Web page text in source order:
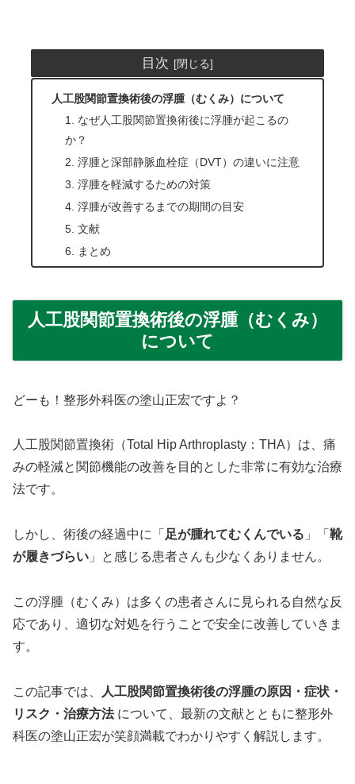
目次
人工股関節置換術後の浮腫（むくみ）について
1. なぜ人工股関節置換術後に浮腫が起こるの
か？
2. 浮腫と深部静脈血栓症（DVT）の違いに注意
3. 浮腫を軽減するための対策
4. 浮腫が改善するまでの期間の目安
5. 文献
6. まとめ
人工股関節置換術後の浮腫（むくみ）
について
どーも！整形外科医の塗山正宏ですよ？
人工股関節置換術（Total Hip Arthroplasty：THA）は、痛
みの軽減と関節機能の改善を目的とした非常に有効な治療
法です。
しかし、術後の経過中に「 足が腫れてむくんでいる 」「 靴
が履きづらい 」と感じる患者さんも少なくありません。
この浮腫（むくみ）は多くの患者さんに見られる自然な反
応であり、適切な対処を行うことで安全に改善していきま
す。
この記事では、
人工股関節置換術後の浮腫の原因・症状・
リスク・治療方法について、最新の文献とともに整形外
科医の塗山正宏が笑顔満載でわかりやすく解説します。